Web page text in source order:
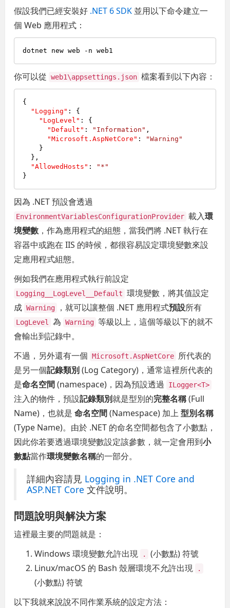
假設我們已經安裝好 .NET 6 SDK 並用以下命令建立一
個 Web 應用程式：
你可以從 web1\appsettings.json 檔案看到以下內容：
{
"Logging" :
{
"LogLevel" :
{
"Default" : "Information" ,
"Microsoft.AspNetCore" :
"Warning"
}
} ,
"AllowedHosts" :
"*"
}
因為 .NET 預設會透過
EnvironmentVariablesConfigurationProvider 載入環
境變數 ，作為應用程式的組態，當我們將 .NET 執行在
容器中或跑在 IIS 的時候，都很容易設定環境變數來設
定應用程式組態。
例如我們在應用程式執行前設定
Logging__LogLevel__Default 環境變數，將其值設定
成 Warning ，就可以讓整個 .NET 應用程式預設所有
LogLevel 為 Warning 等級以上，這個等級以下的就不
會輸出到記錄中。
不過，另外還有一個 Microsoft.AspNetCore 所代表的
是另一個記錄類別(Log Category)，通常這裡所代表的
是命名空間(namespace)，因為預設透過 ILogger<T>
注入的物件，預設記錄類別就是型別的完整名稱(Full
Name)，也就是命名空間(Namespace) 加上型別名稱
(Type Name)。由於 .NET 的命名空間都包含了小數點，
因此你若要透過環境變數設定該參數，就一定會用到小
數點當作環境變數名稱的一部分。
詳細內容請見 Logging in .NET Core and
ASP.NET Core 文件說明。
問題說明與解決方案
這裡最主要的問題就是：
Windows 環境變數允許出現
.
(小數點) 符號
Linux/macOS 的 Bash 殼層環境不允許出現
.
(小數點) 符號
以下我就來說說不同作業系統的設定方法：